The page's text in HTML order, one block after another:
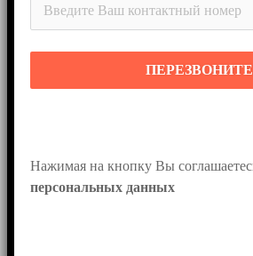
ПЕРЕЗВОНИТЕ
персональных данных